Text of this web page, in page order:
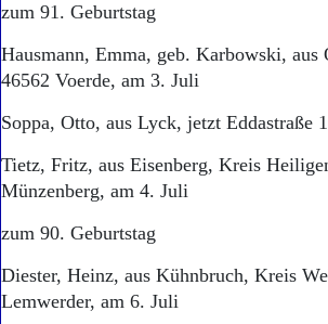
zum 91. Geburtstag
Hausmann, Emma, geb. Karbowski,
46562 Voerde, am 3. Juli
Soppa, Otto, aus Lyck, jetzt Eddastraße
Tietz, Fritz, aus Eisenberg, Kreis
Münzenberg, am 4. Juli
zum 90. Geburtstag
Diester, Heinz, aus Kühnbruch, Kreis
Lemwerder, am 6. Juli